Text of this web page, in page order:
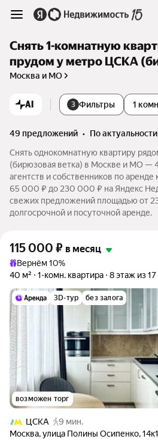
Снять 1-комнатную
прудом у метро ЦСКА
Москва и МО
AI 3 Фильтры 1
49 предложений •
по актуальности
Снять однокомнатную квартиру
(бирюзовая ветка) в Москве и МО —
агентств и собственников по аренде
65 000 ₽ до 230 000 ₽ на Яндекс
свежих предложений площадью от
долгосрочной и посуточной аренде.
115 000 ₽ в месяц
Вернём 10%
40 м²
1-комн. квартира 8 этаж из 17
3D-тур без залога
возможен торг
ЦСКА
9 мин.
Москва,улица Полины Осипенко,14к1